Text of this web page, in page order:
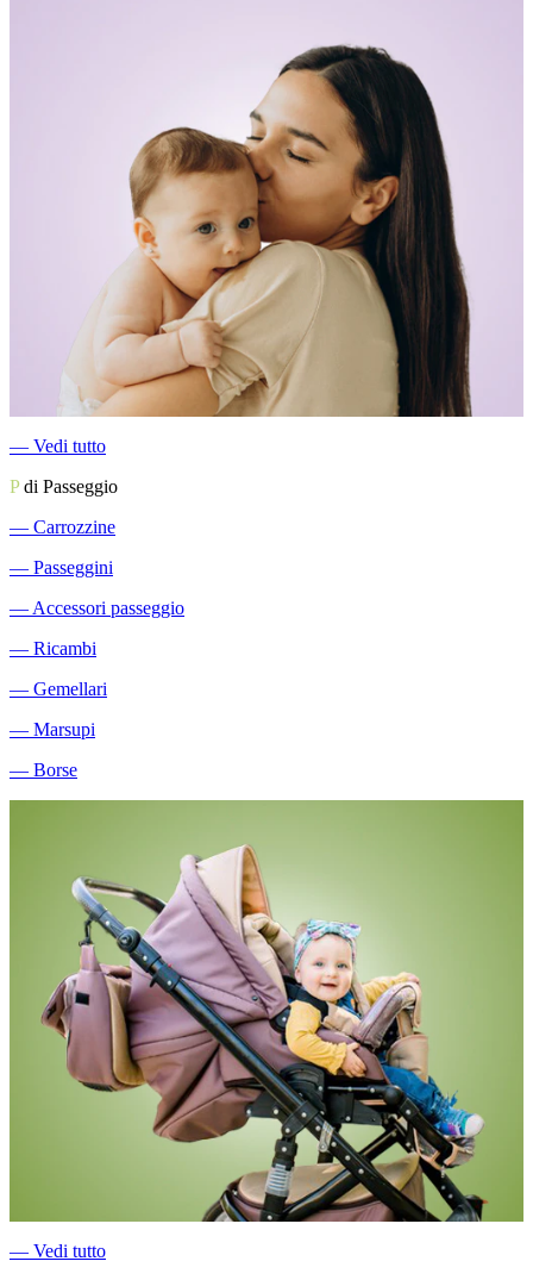
― Vedi tutto
Pdi Passeggio
― Carrozzine
― Passeggini
― Accessori passeggio
― Ricambi
― Gemellari
― Marsupi
― Borse
― Vedi tutto